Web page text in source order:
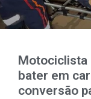
Motociclista
bater em
conversão